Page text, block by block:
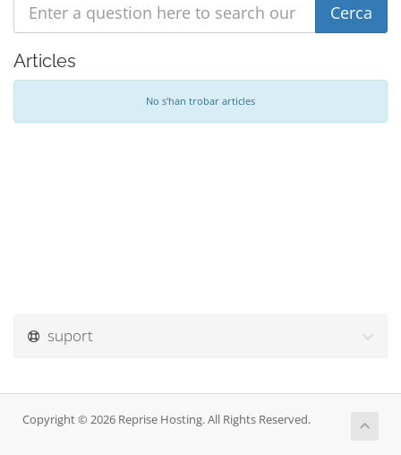
Articles
No s'han trobar articles
suport
Copyright © 2026 Reprise Hosting. All Rights Reserved.